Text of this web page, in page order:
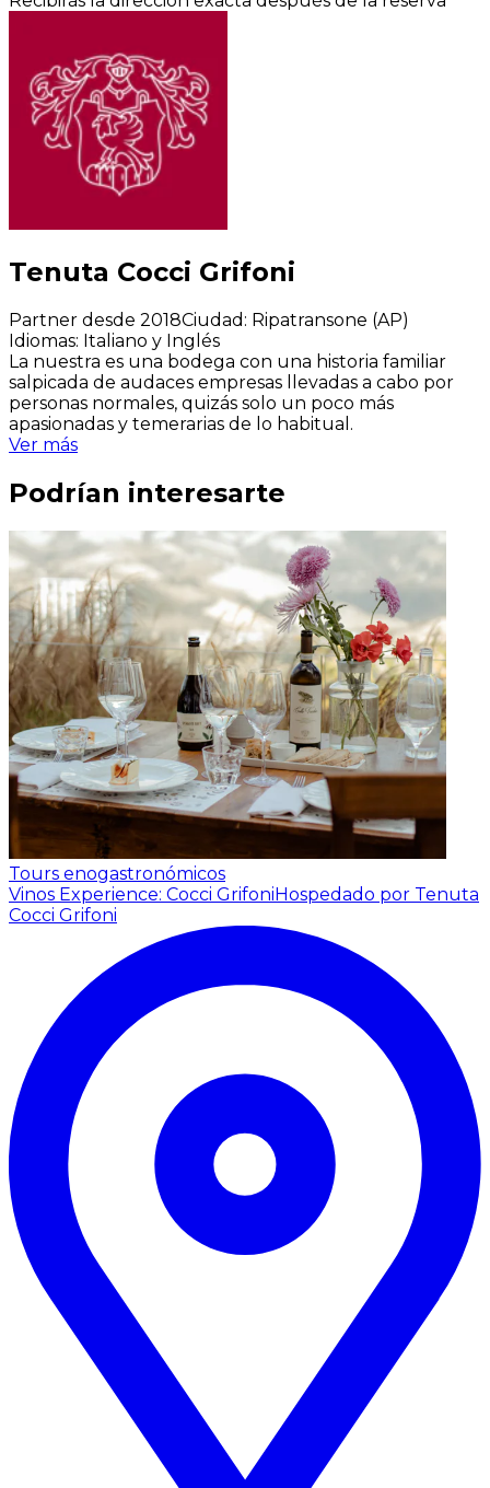
Tenuta Cocci Grifoni
Partner desde 2018Ciudad : Ripatransone (AP)
Idiomas: Italiano y Inglés
La nuestra es una bodega con una historia familiar
salpicada de audaces empresas llevadas a cabo por
personas normales, quizás solo un poco más
apasionadas y temerarias de lo habitual.
Ver más
Podrían interesarte
Tours enogastronómicos
Vinos Experience: Cocci GrifoniHospedado por Tenuta
Cocci Grifoni